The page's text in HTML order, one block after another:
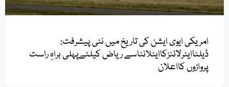
امریکی ایوی ایشن کی تاریخ میں نئی پیشرفت:
ڈیلٹاایئرلائنزکاایٹلانٹاسے ریاض کیلئےپہلی براہِ راست
پروازوں کااعلان